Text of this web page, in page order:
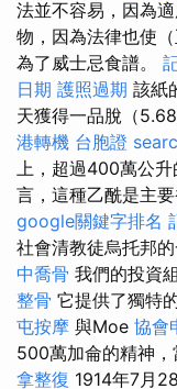
法並不容易，因為
物，因為法律也使
為了威士忌食譜。
日期 護照過期 該紙
天獲得一品脫（5.68
港轉機 台胞證
上，超過400萬公升
言，這種乙酰是主
google關鍵字排名
社會清教徒烏托邦
中喬骨 我們的投資
整骨 它提供了獨特
屯按摩 與Moe 協會
500萬加侖的精神，
拿整復 1914年7月